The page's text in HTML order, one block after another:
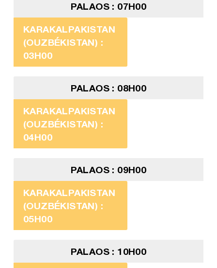
PALAOS : 07H00
KARAKALPAKISTAN
(OUZBÉKISTAN) :
03H00
PALAOS : 08H00
KARAKALPAKISTAN
(OUZBÉKISTAN) :
04H00
PALAOS : 09H00
KARAKALPAKISTAN
(OUZBÉKISTAN) :
05H00
PALAOS : 10H00